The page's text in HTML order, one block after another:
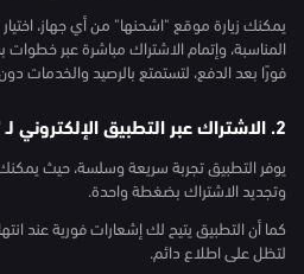
يمكنك زيارة موقع "اشحنها" من أي جهاز، اختيار
المناسبة، وإتمام الاشتراك مباشرة عبر
فورًا بعد الدفع، لتستمتع بالرصيد والخدمات
2. الاشتراك عبر التطبيق الإلكتروني لـ "اشحنها"
يوفر التطبيق تجربة سريعة وسلسة، حيث يمكنك
وتجديد الاشتراك بضغطة واحدة.
كما أن التطبيق يتيح لك إشعارات فورية عند
لتظل على اطلاع دائم.